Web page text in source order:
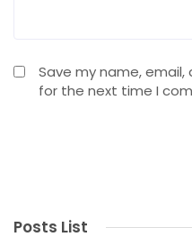
Save my name,
for the next time I
Posts List